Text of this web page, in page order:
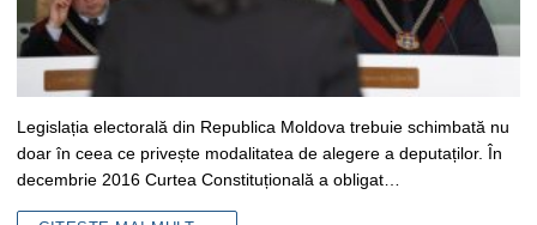
Legislația electorală din Republica Moldova trebuie schimbată nu
doar în ceea ce privește modalitatea de alegere a deputaților. În
decembrie 2016 Curtea Constituțională a obligat…